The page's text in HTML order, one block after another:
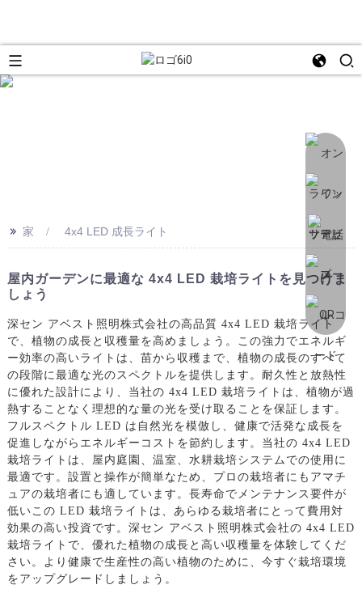
>> 家 4x4 LED 成長ライト
屋内ガーデンに最適な 4x4 LED 栽培ライトを見つけま
しょう
深セン アベスト照明株式会社の高品質 4x4 LED 栽培ライト
で、植物の成長と収穫量を高めましょう。この強力でエネルギ
ー効率の高いライトは、苗から収穫まで、植物の成長のすべて
の段階に最適な光のスペクトルを提供します。耐久性と放熱性
に優れた設計により、当社の 4x4 LED 栽培ライトは、植物が過
熱することなく理想的な量の光を受け取ることを保証します。
フルスペクトル LED は自然光を模倣し、健康で活発な成長を
促進しながらエネルギーコストを節約します。当社の 4x4 LED
栽培ライトは、屋内庭園、温室、水耕栽培システムでの使用に
最適です。設置と操作が簡単なため、プロの栽培者にもアマチ
ュアの栽培者にも適しています。長寿命でメンテナンス要件が
低いこの LED 栽培ライトは、あらゆる栽培者にとって費用対
効果の高い投資です。深セン アベスト照明株式会社の 4x4 LED
栽培ライトで、優れた植物の成長と高い収穫量を体験してくだ
さい。より健康で生産性の高い植物のために、今すぐ栽培環境
をアップグレードしましょう。